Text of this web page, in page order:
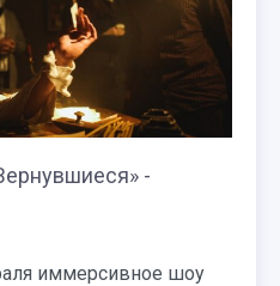
-
иммерсивное шоу